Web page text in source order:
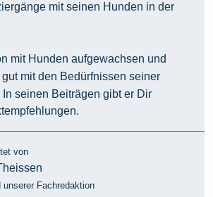
mit seinen Hunden in der
mit Hunden aufgewachsen und
mit den Bedürfnissen seiner
seinen Beiträgen gibt er Dir
von
unserer Fachredaktion